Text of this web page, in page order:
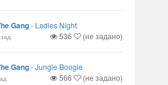
Gang- Ladies Night
536 (не задано)
Gang-Jungle Boogie
566 (не задано)